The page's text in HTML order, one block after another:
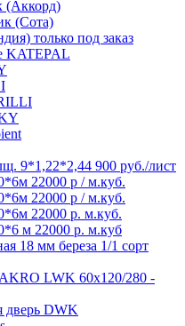
(Аккорд)
(Сота)
только под заказ
KATEPAL
9*1,22*2,44 900 руб./лист
22000 р / м.куб.
22000 р / м.куб.
22000 р. м.куб.
м 22000 р. м.куб
18 мм береза 1/1 сорт
LWK 60х120/280 -
дверь DWK